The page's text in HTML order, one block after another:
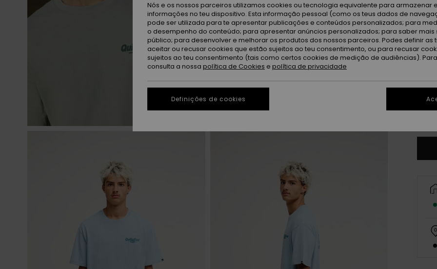
Cor
XS
Nós e os nossos parceiros utilizamos cookies ou tecnologia equivalente para armazenar
informações no teu dispositivo. Esta informação pessoal (como os teus dados de
pode ser utilizada para te apresentar publicações e conteúdos personalizados; para
o desempenho do conteúdo; para apresentar anúncios personalizados; para saber mais
público; para desenvolver e melhorar os produtos dos nossos parceiros. Podes definir as
aceitar ou recusar cookies que estão sujeitos ao teu consentimento, ou para recusar
sujeitos ao teu consentimento (tais como certos cookies de medição de audiências).
consulta a nossa política de Cookies e política de privacidade
Definições de cookies